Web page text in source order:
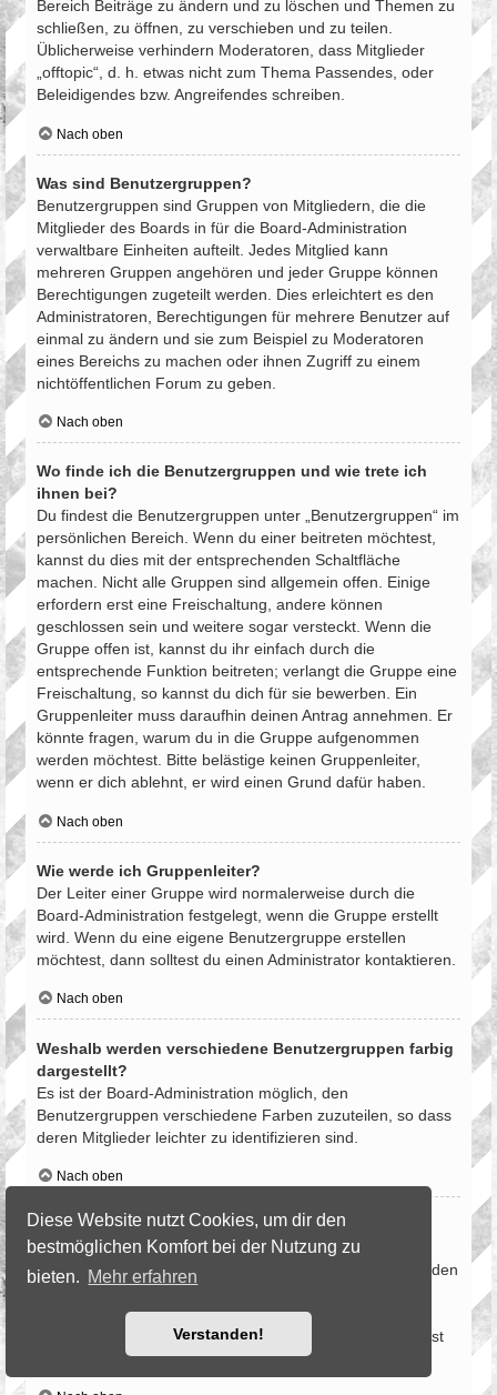
Diese Website nutzt Cookies, um dir den
bestmöglichen Komfort bei der Nutzung zu
bieten. Mehr erfahren
Verstanden!
Bereich Beiträge zu ändern und zu löschen und Themen zu
schließen, zu öffnen, zu verschieben und zu teilen.
Üblicherweise verhindern Moderatoren, dass Mitglieder
„offtopic“, d. h. etwas nicht zum Thema Passendes, oder
Beleidigendes bzw. Angreifendes schreiben.
Nach oben
Was sind Benutzergruppen?
Benutzergruppen sind Gruppen von Mitgliedern, die die
Mitglieder des Boards in für die Board-Administration
verwaltbare Einheiten aufteilt. Jedes Mitglied kann
mehreren Gruppen angehören und jeder Gruppe können
Berechtigungen zugeteilt werden. Dies erleichtert es den
Administratoren, Berechtigungen für mehrere Benutzer auf
einmal zu ändern und sie zum Beispiel zu Moderatoren
eines Bereichs zu machen oder ihnen Zugriff zu einem
nichtöffentlichen Forum zu geben.
Nach oben
Wo finde ich die Benutzergruppen und wie trete ich
ihnen bei?
Du findest die Benutzergruppen unter „Benutzergruppen“ im
persönlichen Bereich. Wenn du einer beitreten möchtest,
kannst du dies mit der entsprechenden Schaltfläche
machen. Nicht alle Gruppen sind allgemein offen. Einige
erfordern erst eine Freischaltung, andere können
geschlossen sein und weitere sogar versteckt. Wenn die
Gruppe offen ist, kannst du ihr einfach durch die
entsprechende Funktion beitreten; verlangt die Gruppe eine
Freischaltung, so kannst du dich für sie bewerben. Ein
Gruppenleiter muss daraufhin deinen Antrag annehmen. Er
könnte fragen, warum du in die Gruppe aufgenommen
werden möchtest. Bitte belästige keinen Gruppenleiter,
wenn er dich ablehnt, er wird einen Grund dafür haben.
Nach oben
Wie werde ich Gruppenleiter?
Der Leiter einer Gruppe wird normalerweise durch die
Board-Administration festgelegt, wenn die Gruppe erstellt
wird. Wenn du eine eigene Benutzergruppe erstellen
möchtest, dann solltest du einen Administrator kontaktieren.
Nach oben
Weshalb werden verschiedene Benutzergruppen farbig
dargestellt?
Es ist der Board-Administration möglich, den
Benutzergruppen verschiedene Farben zuzuteilen, so dass
deren Mitglieder leichter zu identifizieren sind.
Nach oben
Was ist eine Hauptgruppe?
Wenn du Mitglied in mehr als einer Benutzergruppe bist,
dient die Hauptgruppe dazu, deine Gruppenfarbe sowie den
festzulegen. Ein Administrator kann dir die Berechtigung
geben, deine Hauptgruppe im persönlichen Bereich selbst